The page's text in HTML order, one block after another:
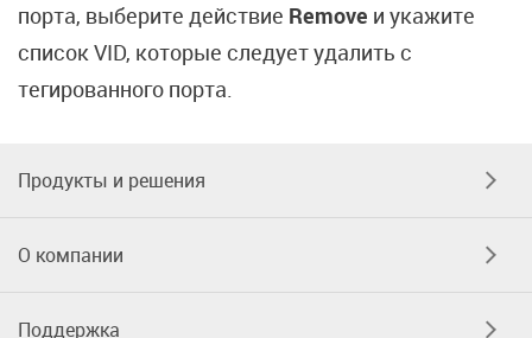
порта, выберите действие Remove и укажите
список VID, которые следует удалить с
тегированного порта.
Продукты и решения
О компании
Поддержка